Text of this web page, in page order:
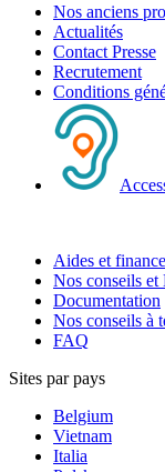
Nos anciens
Actualités
Contact Presse
Recrutement
Conditions
Aides et
Nos conseils et
Documentation
Nos conseils à
FAQ
Sites par pays
Belgium
Vietnam
Italia